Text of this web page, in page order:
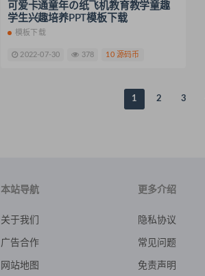
可爱卡通童年の纸飞机教育教学童趣
学生兴趣培养PPT模板下载
模板下载
2022-07-30 378 10 源码币
1 2 3
本站导航
关于我们
广告合作
网站地图
更多介绍
隐私协议
常见问题
免责声明